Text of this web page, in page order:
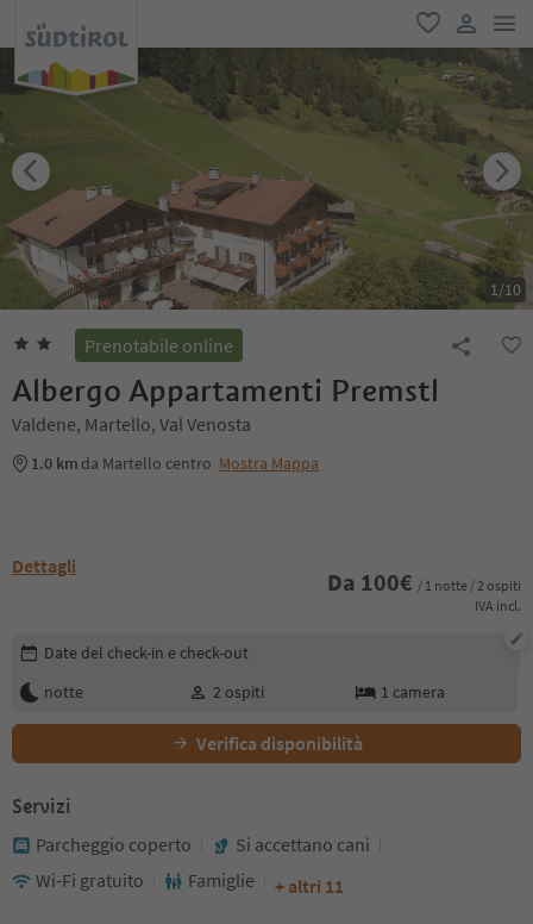
favoriti
user link
1/10
Prenotabile online
Albergo Appartamenti Premstl
Valdene, Martello, Val Venosta
1.0 km da Martello centro Mostra Mappa
Dettagli
Da 100€ / 1 notte / 2 ospiti
IVA incl.
Modifica i dettagli della prenotazione
Date del check-in e check-out
notte
2 ospiti 1 camera
Verifica disponibilità
Servizi
Parcheggio coperto
Si accettano cani
Wi-Fi gratuito
Famiglie + altri 11